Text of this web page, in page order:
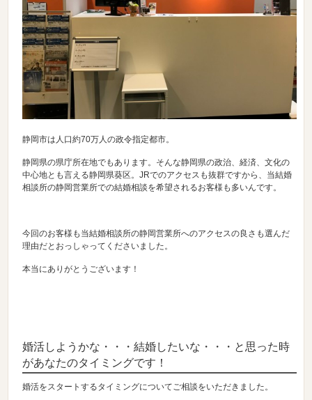
静岡市は人口約70万人の政令指定都市。
静岡県の県庁所在地でもあります。そんな静岡県の政治、経済、文化の
中心地とも言える静岡県葵区。JRでのアクセスも抜群ですから、当結婚
相談所の静岡営業所での結婚相談を希望されるお客様も多いんです。
今回のお客様も当結婚相談所の静岡営業所へのアクセスの良さも選んだ
理由だとおっしゃってくださいました。
本当にありがとうございます！
婚活しようかな・・・結婚したいな・・・と思った時
があなたのタイミングです！
婚活をスタートするタイミングについてご相談をいただきました。